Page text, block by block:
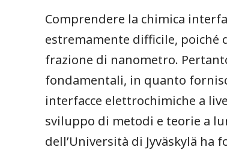
Comprendere la chimica​
estremamente difficile, poiché
frazione di⁤ nanometro.
fondamentali,⁢ in quanto
interfacce elettrochimiche a
sviluppo di metodi e teorie a
dell’Università di Jyväskylä ha